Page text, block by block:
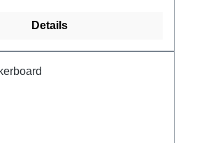
Details